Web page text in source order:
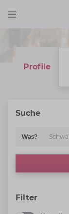
Profile
Suche
Was?
Filter